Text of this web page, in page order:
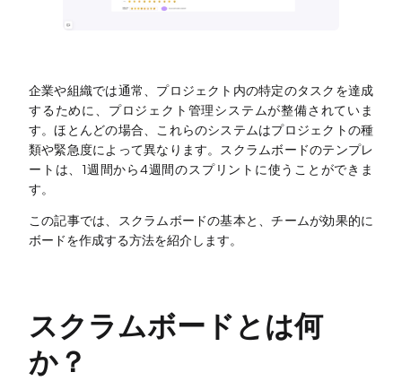
技術ダイアグラム
ビジネスモデルキャンバス
アーキテクチャ図
ブレインストーミング
チームコラボレーション
企業や組織では通常、プロジェクト内の特定のタスクを達成
するために、プロジェクト管理システムが整備されていま
す。ほとんどの場合、これらのシステムはプロジェクトの種
類や緊急度によって異なります。スクラムボードのテンプレ
ートは、1週間から4週間のスプリントに使うことができま
す。
この記事では、スクラムボードの基本と、チームが効果的に
ボードを作成する方法を紹介します。
スクラムボードとは何
か？